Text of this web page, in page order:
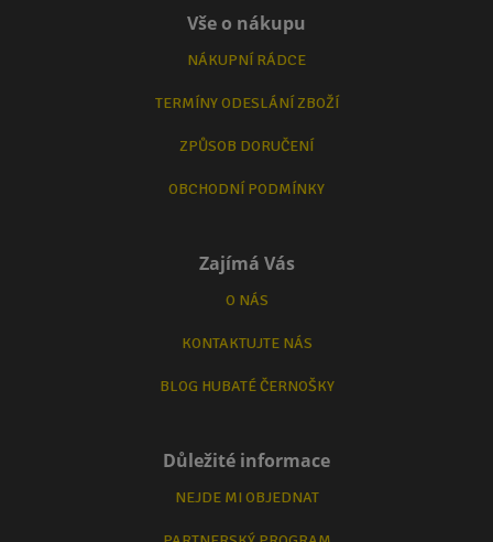
Vše o nákupu
NÁKUPNÍ RÁDCE
TERMÍNY ODESLÁNÍ ZBOŽÍ
ZPŮSOB DORUČENÍ
OBCHODNÍ PODMÍNKY
Zajímá Vás
O NÁS
KONTAKTUJTE NÁS
BLOG HUBATÉ ČERNOŠKY
Důležité informace
NEJDE MI OBJEDNAT